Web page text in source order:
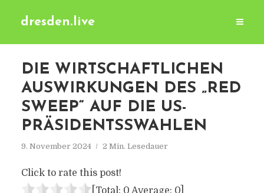
dresden.live
DIE WIRTSCHAFTLICHEN
AUSWIRKUNGEN DES „RED
SWEEP“ AUF DIE US-
PRÄSIDENTSSWAHLEN
9. November 2024 2 Min. Lesedauer
Click to rate this post!
[Total: 0 Average: 0]